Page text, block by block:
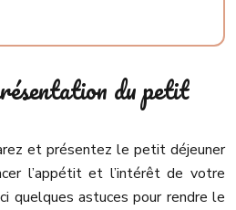
du petit
et présentez le petit déjeuner
l’appétit et l’intérêt de votre
quelques astuces pour rendre le